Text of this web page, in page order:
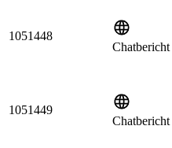
1051448
Chatbericht
1051449
Chatbericht